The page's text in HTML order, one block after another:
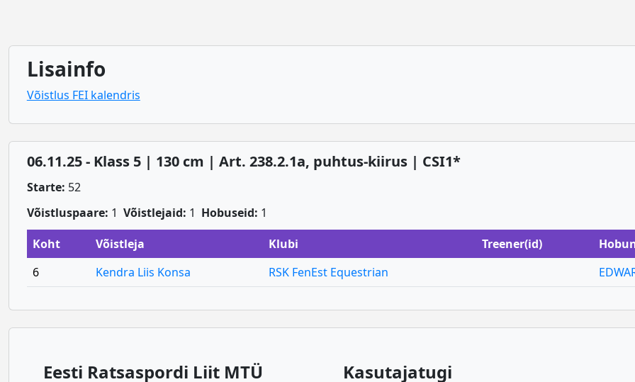
Lisainfo
Võistlus FEI kalendris
06.11.25 - Klass 5 | 130 cm | Art. 238.2.1a, puhtus-kiirus | CSI1*
Starte: 52
Võistluspaare: 1 Võistlejaid: 1 Hobuseid: 1
Koht
Võistleja Klubi Treener(id)
6
Kendra Liis Konsa RSK FenEst Equestrian
Eesti Ratsaspordi Liit MTÜ Kasutajatugi